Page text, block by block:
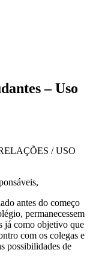
– Uso
/ USO
antes do começo
permanecessem
já como objetivo que
com os colegas e
possibilidades de